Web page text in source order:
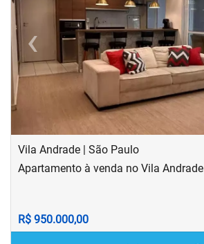
‹Previous
Vila Andrade | São Paulo
Apartamento à venda no Vila Andrade
R$ 950.000,00